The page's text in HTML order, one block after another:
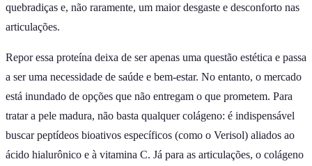
quebradiças e, não raramente, um maior desgaste e desconforto nas
articulações.
Repor essa proteína deixa de ser apenas uma questão estética e passa
a ser uma necessidade de saúde e bem-estar. No entanto, o mercado
está inundado de opções que não entregam o que prometem. Para
tratar a pele madura, não basta qualquer colágeno: é indispensável
buscar peptídeos bioativos específicos (como o Verisol) aliados ao
ácido hialurônico e à vitamina C. Já para as articulações, o colágeno